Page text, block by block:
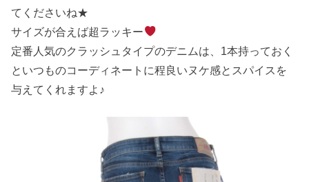
てくださいね★
サイズが合えば超ラッキー
定番人気のクラッシュタイプのデニムは、1本持っておく
といつものコーディネートに程良いヌケ感とスパイスを
与えてくれますよ♪